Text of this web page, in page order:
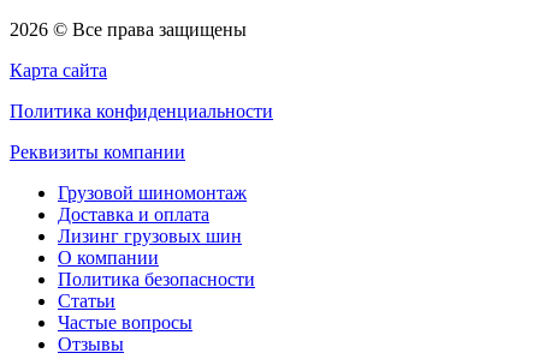
2026 © Все права защищены
Карта сайта
Политика конфиденциальности
Реквизиты компании
Грузовой шиномонтаж
Доставка и оплата
Лизинг грузовых шин
О компании
Политика безопасности
Статьи
Частые вопросы
Отзывы